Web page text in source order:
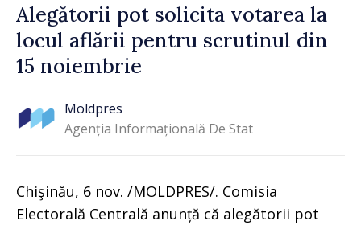
Alegătorii pot solicita votarea la
locul aflării pentru scrutinul din
15 noiembrie
Moldpres
Agenția Informațională De Stat
Chişinău, 6 nov. /MOLDPRES/. Comisia
Electorală Centrală anunță că alegătorii pot